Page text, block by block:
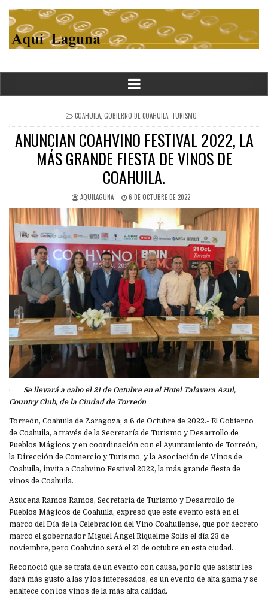
POSTED
IN
COAHUILA, GOBIERNO DE COAHUILA, TURISMO
ANUNCIAN COAHVINO FESTIVAL 2022, LA
MÁS GRANDE FIESTA DE VINOS DE
COAHUILA.
AQUILAGUNA 6 DE OCTUBRE DE 2022
·
Se llevará a cabo el 21 de Octubre en el Hotel Talavera Azul,
Country Club, de la Ciudad de Torreón
Torreón, Coahuila de Zaragoza; a 6 de Octubre de 2022.- El Gobierno
de Coahuila, a través de la Secretaría de Turismo y Desarrollo de
Pueblos Mágicos y en coordinación con el Ayuntamiento de Torreón,
la Dirección de Comercio y Turismo, y la Asociación de Vinos de
Coahuila, invita a Coahvino Festival 2022, la más grande fiesta de
vinos de Coahuila.
Azucena Ramos Ramos, Secretaria de Turismo y Desarrollo de
Pueblos Mágicos de Coahuila, expresó que este evento está en el
marco del Día de la Celebración del Vino Coahuilense, que por decreto
marcó el gobernador Miguel Ángel Riquelme Solís el día 23 de
noviembre, pero Coahvino será el 21 de octubre en esta ciudad.
Reconoció que se trata de un evento con causa, por lo que asistir les
dará más gusto a las y los interesados, es un evento de alta gama y se
enaltece con los vinos de la más alta calidad.